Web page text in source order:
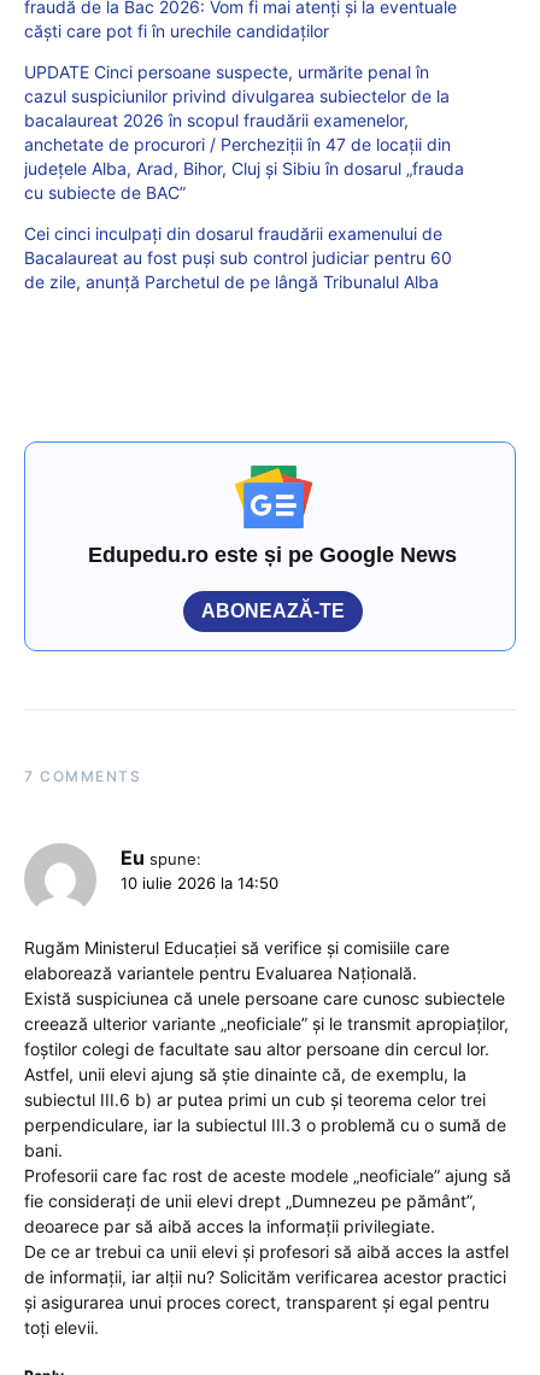
fraudă de la Bac 2026: Vom fi mai atenți și la eventuale
căști care pot fi în urechile candidaților
UPDATE Cinci persoane suspecte, urmărite penal în
cazul suspiciunilor privind divulgarea subiectelor de la
bacalaureat 2026 în scopul fraudării examenelor,
anchetate de procurori / Percheziții în 47 de locații din
judeţele Alba, Arad, Bihor, Cluj și Sibiu în dosarul „frauda
cu subiecte de BAC”
Cei cinci inculpați din dosarul fraudării examenului de
Bacalaureat au fost puși sub control judiciar pentru 60
de zile, anunță Parchetul de pe lângă Tribunalul Alba
Edupedu.ro este și pe Google News
ABONEAZĂ-TE
7 COMMENTS
Eu spune:
10 iulie 2026 la 14:50
Rugăm Ministerul Educației să verifice și comisiile care
elaborează variantele pentru Evaluarea Națională.
Există suspiciunea că unele persoane care cunosc subiectele
creează ulterior variante „neoficiale” și le transmit apropiaților,
foștilor colegi de facultate sau altor persoane din cercul lor.
Astfel, unii elevi ajung să știe dinainte că, de exemplu, la
subiectul III.6 b) ar putea primi un cub și teorema celor trei
perpendiculare, iar la subiectul III.3 o problemă cu o sumă de
bani.
Profesorii care fac rost de aceste modele „neoficiale” ajung să
fie considerați de unii elevi drept „Dumnezeu pe pământ”,
deoarece par să aibă acces la informații privilegiate.
De ce ar trebui ca unii elevi și profesori să aibă acces la astfel
de informații, iar alții nu? Solicităm verificarea acestor practici
și asigurarea unui proces corect, transparent și egal pentru
toți elevii.